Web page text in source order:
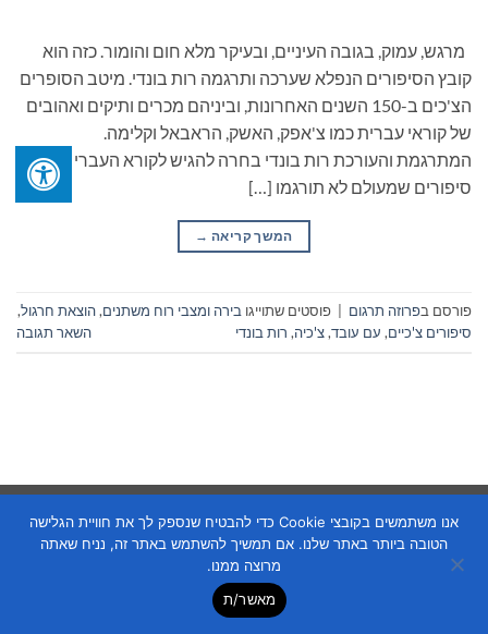
מרגש, עמוק, בגובה העיניים, ובעיקר מלא חום והומור. כזה הוא
קובץ הסיפורים הנפלא שערכה ותרגמה רות בונדי. מיטב הסופרים
הצ'כים ב-150 השנים האחרונות, וביניהם מכרים ותיקים ואהובים
של קוראי עברית כמו צ'אפק, האשק, הראבאל וקלימה.
המתרגמת והעורכת רות בונדי בחרה להגיש לקורא העברי
סיפורים שמעולם לא תורגמו […]
המשך קריאה →
פורסם בפרוזה תרגום פוסטים שתוייגו בירה ומצבי רוח משתנים,הוצאת חרגול,
סיפורים צ'כיים, עם עובד,צ'כיה, רות בונדי השאר תגובה
אנו משתמשים בקובצי Cookie כדי להבטיח שנספק לך את חוויית הגלישה
הטובה ביותר באתר שלנו. אם תמשיך להשתמש באתר זה, נניח שאתה
מרוצה ממנו.
מאשר/ת